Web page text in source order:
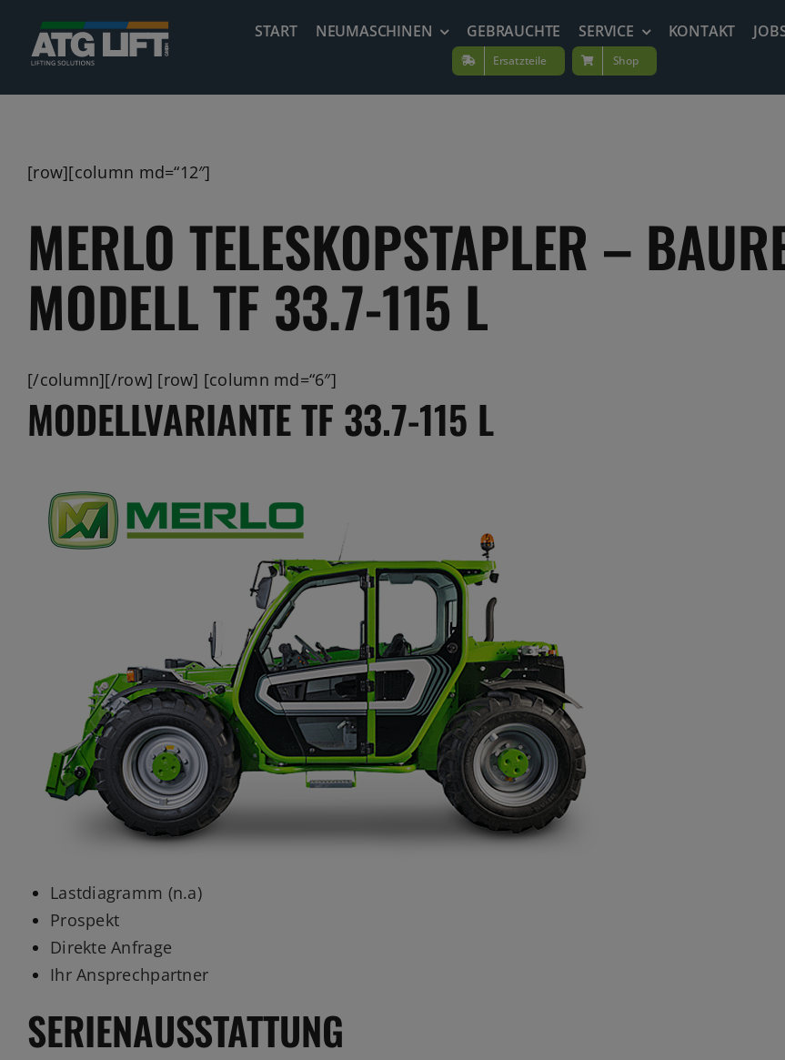
Inhalt
springen
START NEUMASCHINEN GEBRAUCHTE SERVICE KONTAKT
Ersatzteile Shop
[row][column md=“12″]
MERLO TELESKOPSTAPLER –
MODELL TF 33.7-115 L
[/column][/row] [row] [column md=“6″]
MODELLVARIANTE TF 33.7-115 L
Lastdiagramm (n.a)
Prospekt
Direkte Anfrage
Ihr Ansprechpartner
SERIENAUSSTATTUNG